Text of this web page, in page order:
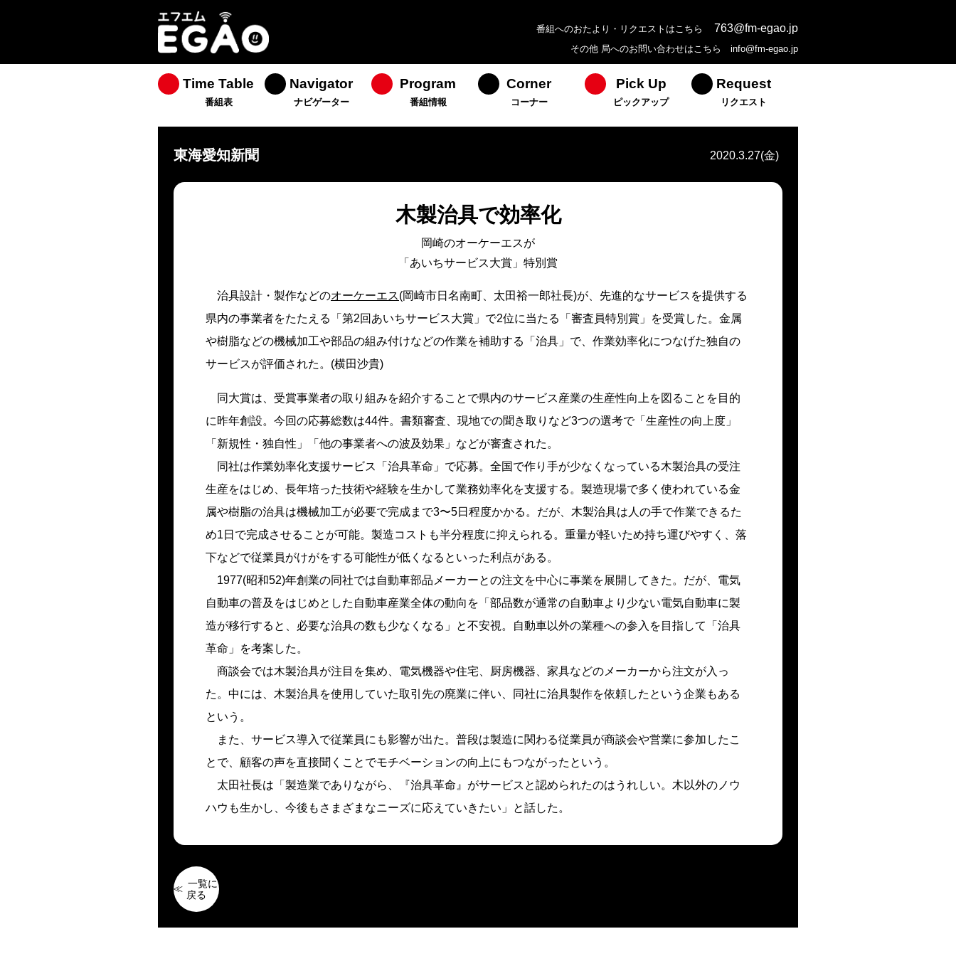
番組へのおたより・リクエストはこちら 763@fm-egao.jp
その他 局へのお問い合わせはこちら info@fm-egao.jp
Time Table
番組表
Navigator
ナビゲーター
Program
番組情報
Corner
コーナー
Pick Up
ピックアップ
Request
リクエスト
東海愛知新聞 2020.3.27(金)
木製治具で効率化
岡崎のオーケーエスが
「あいちサービス大賞」特別賞
治具設計・製作などのオーケーエス(岡崎市日名南町、太田裕一郎社長)が、先進的なサービスを提供する
県内の事業者をたたえる「第2回あいちサービス大賞」で2位に当たる「審査員特別賞」を受賞した。金属
や樹脂などの機械加工や部品の組み付けなどの作業を補助する「治具」で、作業効率化につなげた独自の
サービスが評価された。(横田沙貴)
同大賞は、受賞事業者の取り組みを紹介することで県内のサービス産業の生産性向上を図ることを目的
に昨年創設。今回の応募総数は44件。書類審査、現地での聞き取りなど3つの選考で「生産性の向上度」
「新規性・独自性」「他の事業者への波及効果」などが審査された。
同社は作業効率化支援サービス「治具革命」で応募。全国で作り手が少なくなっている木製治具の受注
生産をはじめ、長年培った技術や経験を生かして業務効率化を支援する。製造現場で多く使われている金
属や樹脂の治具は機械加工が必要で完成まで3〜5日程度かかる。だが、木製治具は人の手で作業できるた
め1日で完成させることが可能。製造コストも半分程度に抑えられる。重量が軽いため持ち運びやすく、落
下などで従業員がけがをする可能性が低くなるといった利点がある。
1977(昭和52)年創業の同社では自動車部品メーカーとの注文を中心に事業を展開してきた。だが、電気
自動車の普及をはじめとした自動車産業全体の動向を「部品数が通常の自動車より少ない電気自動車に製
造が移行すると、必要な治具の数も少なくなる」と不安視。自動車以外の業種への参入を目指して「治具
革命」を考案した。
商談会では木製治具が注目を集め、電気機器や住宅、厨房機器、家具などのメーカーから注文が入っ
た。中には、木製治具を使用していた取引先の廃業に伴い、同社に治具製作を依頼したという企業もある
という。
また、サービス導入で従業員にも影響が出た。普段は製造に関わる従業員が商談会や営業に参加したこ
とで、顧客の声を直接聞くことでモチベーションの向上にもつながったという。
太田社長は「製造業でありながら、『治具革命』がサービスと認められたのはうれしい。木以外のノウ
ハウも生かし、今後もさまざまなニーズに応えていきたい」と話した。
一覧に
戻る